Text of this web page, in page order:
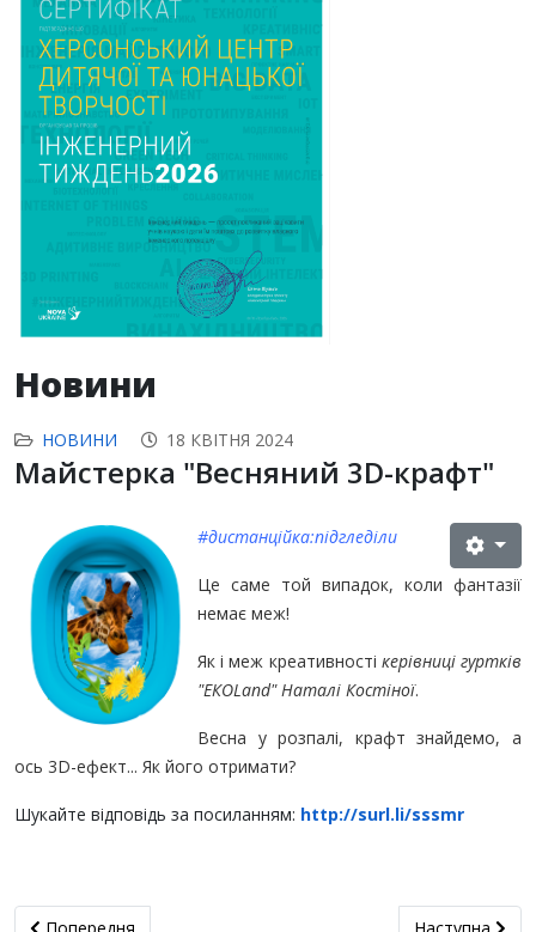
Новини
НОВИНИ 18 КВІТНЯ 2024
Майстерка "Весняний 3D-крафт"
#дистанційка:підгледіли
Це саме той випадок, коли фантазії
немає меж!
Як і меж креативності керівниці гуртків
"ЕКОLand" Наталі Костіної.
Весна у розпалі, крафт знайдемо, а
ось 3D-ефект... Як його отримати?
Шукайте відповідь за посиланням: http://surl.li/sssmr
Попередня стаття: Мистецтво ілюстрації: те, щонаступна